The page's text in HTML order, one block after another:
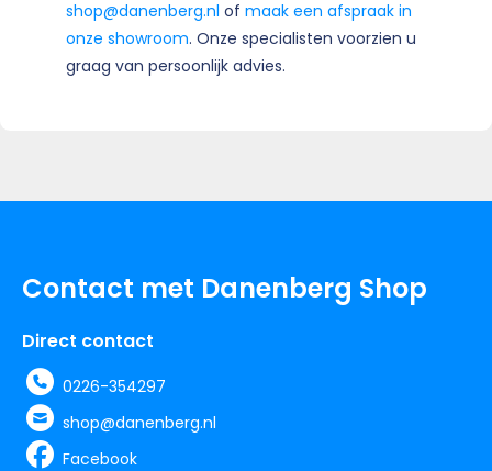
shop@danenberg.nl of maak een afspraak in
onze showroom. Onze specialisten voorzien u
graag van persoonlijk advies.
Contact met Danenberg Shop
Direct contact
0226-354297
shop@danenberg.nl
Facebook